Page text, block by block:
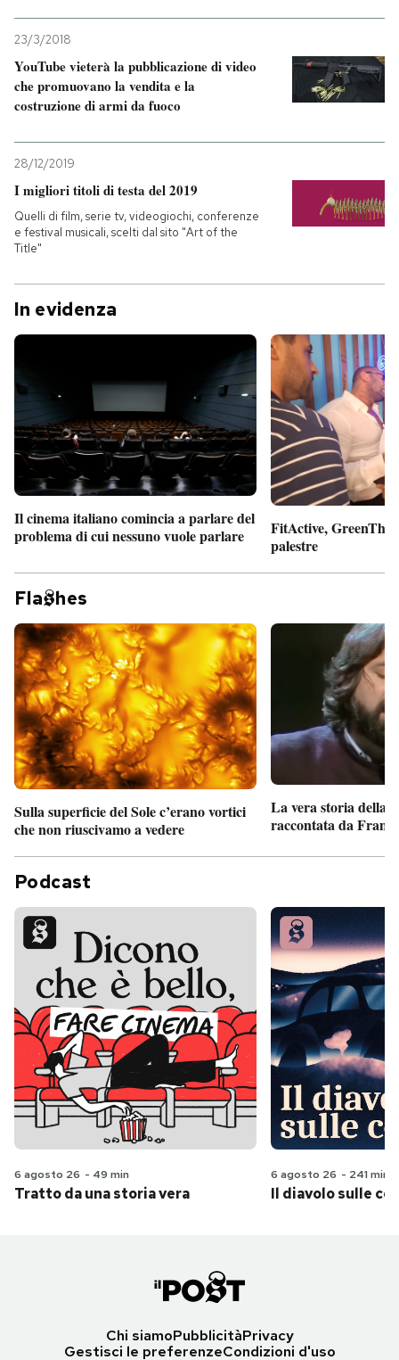
23/3/2018
YouTube vieterà la pubblicazione di video
che promuovano la vendita e la
costruzione di armi da fuoco
28/12/2019
I migliori titoli di testa del 2019
Quelli di film, serie tv, videogiochi, conferenze
e festival musicali, scelti dal sito "Art of the
Title"
In evidenza
Il cinema italiano comincia a parlare del
problema di cui nessuno vuole parlare
FitActive,
palestre
Fla hes
Sulla superficie del Sole c’erano vortici
che non riuscivamo a vedere
La vera storia della
raccontata da
Podcast
6 agosto 26 - 49 min
Tratto da una storia vera
6 agosto 26 - 241 min
Il diavolo sulle
Chi siamoPubblicitàPrivacy
Gestisci le preferenzeCondizioni d'uso